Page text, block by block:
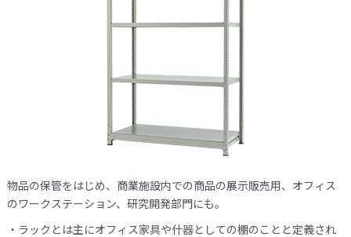
物品の保管をはじめ、商業施設内での商品の展示販売用、オフィス
のワークステーション、研究開発部門にも。
・ラックとは主にオフィス家具や什器としての棚のことと定義され